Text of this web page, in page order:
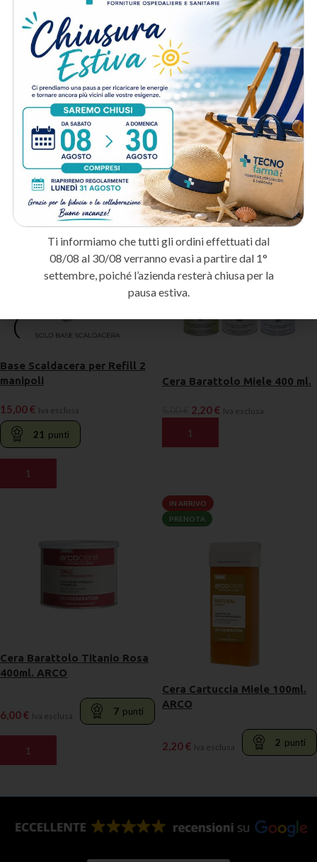
Ospedali e cliniche : Per la disinfezione di superfici, strumenti e
presidi medici tra un paziente e l’altro.
Studi medici e ambulatori: Per i protocolli di pulizia e disinfezione
quotidiana degli ambienti di cura.
Centri estetici: Per la sanificazione delle postazioni e degli
strumenti di lavoro.
Metodo di spedizione
Prodotti correlati
Base Scaldacera per Refill 2
manipoli
15,00€ Iva esclusa
21 punti
AGGIUNGI AL CARRELLO
-56%
Cera Barattolo Miele 400 ml.
2,20€ Iva esclusa
AGGIUNGI AL CARRELLO
Cera Barattolo Titanio Rosa
400ml. ARCO
6,00€ Iva esclusa 7 punti
AGGIUNGI AL CARRELLO
IN ARRIVO
PRENOTA
Cera Cartuccia Miele 100ml.
ARCO
2,20€ Iva esclusa 2 punti
Ti informiamo che tutti gli ordini effettuati dal
08/08 al 30/08 verranno evasi a partire dal 1°
settembre, poiché l’azienda resterà chiusa per la
pausa estiva.